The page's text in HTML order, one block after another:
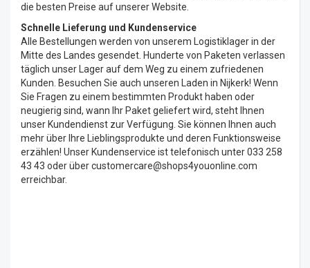
die besten Preise auf unserer Website.
Schnelle Lieferung und Kundenservice
Alle Bestellungen werden von unserem Logistiklager in der
Mitte des Landes gesendet. Hunderte von Paketen verlassen
täglich unser Lager auf dem Weg zu einem zufriedenen
Kunden. Besuchen Sie auch unseren Laden in Nijkerk! Wenn
Sie Fragen zu einem bestimmten Produkt haben oder
neugierig sind, wann Ihr Paket geliefert wird, steht Ihnen
unser Kundendienst zur Verfügung. Sie können Ihnen auch
mehr über Ihre Lieblingsprodukte und deren Funktionsweise
erzählen! Unser Kundenservice ist telefonisch unter 033 258
43 43 oder übercustomercare@shops4youonline.com
erreichbar.